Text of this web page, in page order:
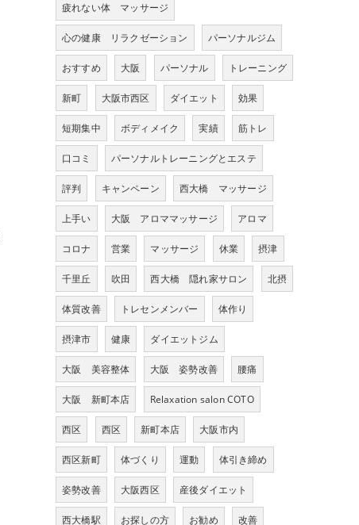
疲れない体 マッサージ
心の健康 リラクゼーション パーソナルジム
おすすめ 大阪 パーソナル トレーニング
新町 大阪市西区 ダイエット 効果
短期集中 ボディメイク 実績 筋トレ
口コミ パーソナルトレーニングとエステ
評判 キャンペーン 西大橋 マッサージ
上手い 大阪 アロママッサージ アロマ
コロナ 営業 マッサージ 休業 摂津
千里丘 吹田 西大橋 隠れ家サロン 北摂
体質改善 トレセンメンバー 体作り
摂津市 健康 ダイエットジム
大阪 美容整体 大阪 姿勢改善 腰痛
大阪 新町本店 Relaxation salon COTO
西区 西区 新町本店 大阪市内
西区新町 体づくり 運動 体引き締め
姿勢改善 大阪西区 産後ダイエット
西大橋駅 お探しの方 お勧め 改善